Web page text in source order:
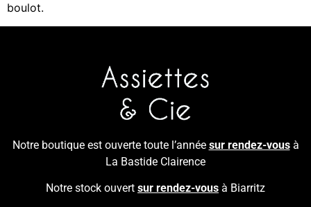
boulot.
Notre boutique est ouverte toute l’année sur rendez-vousà
La Bastide Clairence
Notre stock ouvert sur rendez-vous à Biarritz